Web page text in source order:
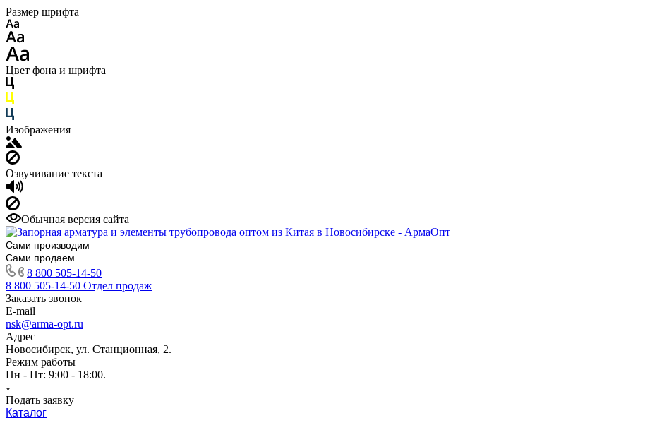
Размер шрифта
Цвет фона и шрифта
Изображения
Озвучивание текста
Обычная версия сайта
Сами производим
Сами продаем
8 800 505-14-50
8 800 505-14-50 Отдел продаж
Заказать звонок
E-mail
nsk@arma-opt.ru
Адрес
Новосибирск, ул. Станционная, 2.
Режим работы
Пн - Пт: 9:00 - 18:00.
Подать заявку
Каталог